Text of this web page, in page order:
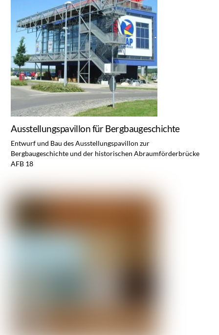
Ausstellungspavillon für Bergbaugeschichte
Entwurf und Bau des Ausstellungspavillon zur
Bergbaugeschichte und der historischen Abraumförderbrücke
AFB 18